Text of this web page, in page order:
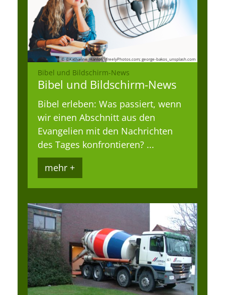
© ©Katharine_Hanlon_ freelyPhotos.com; george-bakos_unsplash.com
Bibel und Bildschirm-News
Bibel und Bildschirm-News
Bibel erleben: Was passiert, wenn
wir einen Abschnitt aus den
Evangelien mit den Nachrichten
des Tages konfrontieren? ...
mehr +